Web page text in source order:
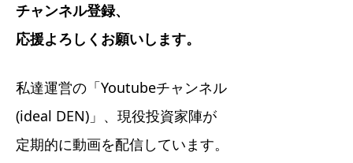
チャンネル登録、
応援よろしくお願いします。
私達運営の「Youtubeチャンネル
(ideal DEN)」、現役投資家陣が
定期的に動画を配信しています。